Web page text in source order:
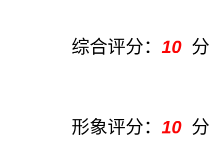
综合评分：10 分
形象评分：10 分